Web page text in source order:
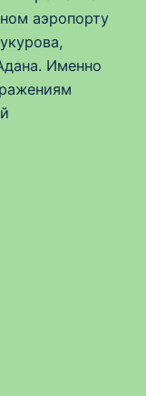
аэропорту
Именно